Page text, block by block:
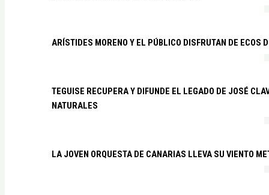
ARÍSTIDES MORENO Y EL PÚBLICO DISFRUTAN DE ECOS
TEGUISE RECUPERA Y DIFUNDE EL LEGADO DE JOSÉ
NATURALES
LA JOVEN ORQUESTA DE CANARIAS LLEVA SU VIENTO